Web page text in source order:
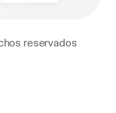
reservados